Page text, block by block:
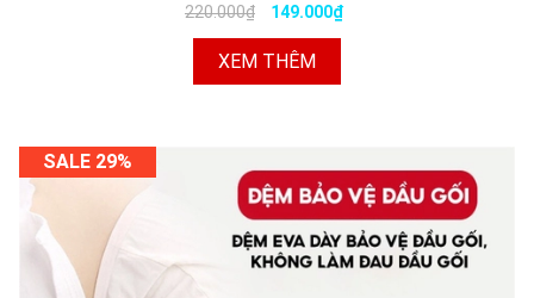
220.000₫ 149.000₫
XEM THÊM
SALE 29%